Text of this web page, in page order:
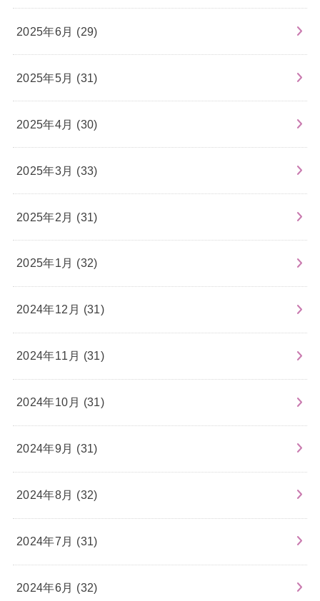
2025年6月 (29)
2025年5月 (31)
2025年4月 (30)
2025年3月 (33)
2025年2月 (31)
2025年1月 (32)
2024年12月 (31)
2024年11月 (31)
2024年10月 (31)
2024年9月 (31)
2024年8月 (32)
2024年7月 (31)
2024年6月 (32)